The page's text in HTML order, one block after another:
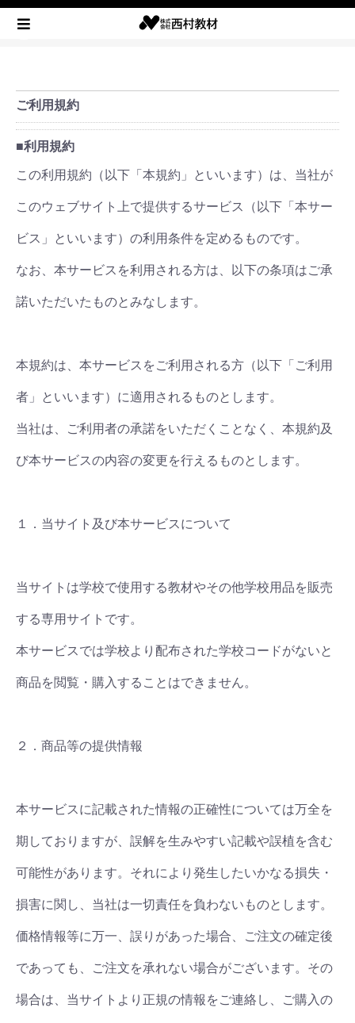
ご利用規約
■利用規約
この利用規約（以下「本規約」といいます）は、当社が
このウェブサイト上で提供するサービス（以下「本サー
ビス」といいます）の利用条件を定めるものです。
なお、本サービスを利用される方は、以下の条項はご承
諾いただいたものとみなします。
本規約は、本サービスをご利用される方（以下「ご利用
者」といいます）に適用されるものとします。
当社は、ご利用者の承諾をいただくことなく、本規約及
び本サービスの内容の変更を行えるものとします。
１．当サイト及び本サービスについて
当サイトは学校で使用する教材やその他学校用品を販売
する専用サイトです。
本サービスでは学校より配布された学校コードがないと
商品を閲覧・購入することはできません。
２．商品等の提供情報
本サービスに記載された情報の正確性については万全を
期しておりますが、誤解を生みやすい記載や誤植を含む
可能性があります。それにより発生したいかなる損失・
損害に関し、当社は一切責任を負わないものとします。
価格情報等に万一、誤りがあった場合、ご注文の確定後
であっても、ご注文を承れない場合がございます。その
場合は、当サイトより正規の情報をご連絡し、ご購入の